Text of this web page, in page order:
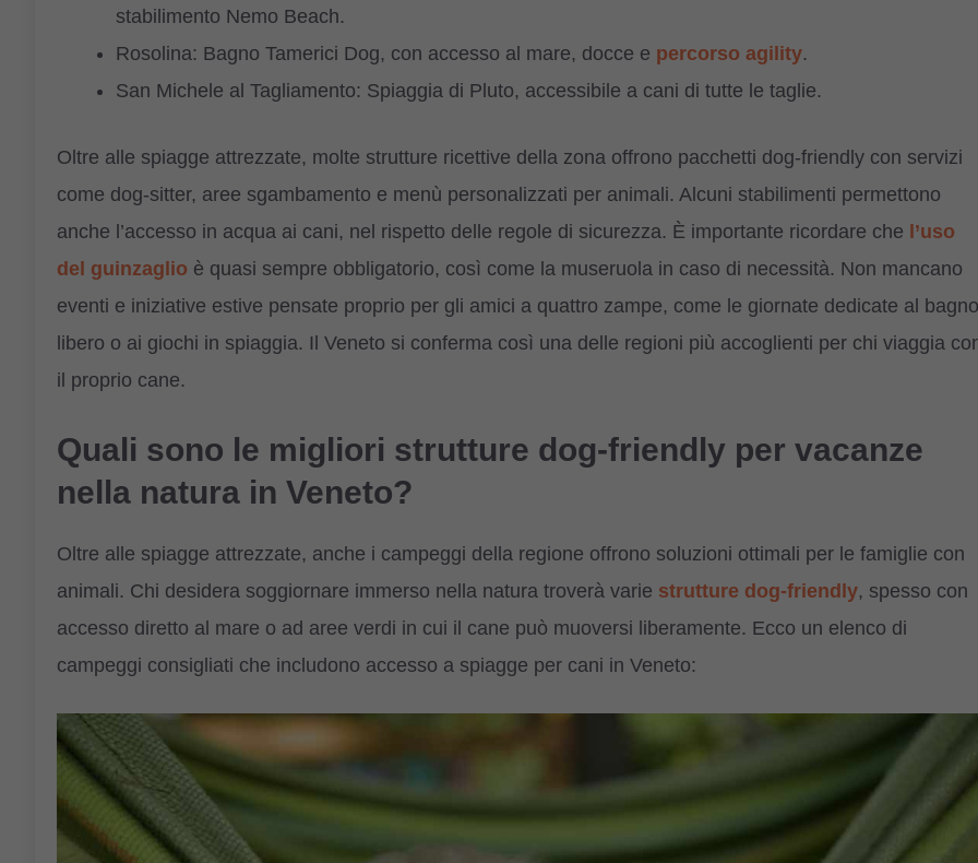
stabilimento Nemo Beach.
Rosolina: Bagno Tamerici Dog, con accesso al mare, docce e percorso agility.
San Michele al Tagliamento: Spiaggia di Pluto, accessibile a cani di tutte le taglie.
Oltre alle spiagge attrezzate, molte strutture ricettive della zona offrono pacchetti dog-friendly con servizi
come dog-sitter, aree sgambamento e menù personalizzati per animali. Alcuni stabilimenti permettono
anche l’accesso in acqua ai cani, nel rispetto delle regole di sicurezza. È importante ricordare che l’uso
del guinzaglio è quasi sempre obbligatorio, così come la museruola in caso di necessità. Non mancano
eventi e iniziative estive pensate proprio per gli amici a quattro zampe, come le giornate dedicate al bagno
libero o ai giochi in spiaggia. Il Veneto si conferma così una delle regioni più accoglienti per chi viaggia
il proprio cane.
Quali sono le migliori strutture dog-friendly per vacanze
nella natura in Veneto?
Oltre alle spiagge attrezzate, anche i campeggi della regione offrono soluzioni ottimali per le famiglie con
animali. Chi desidera soggiornare immerso nella natura troverà varie strutture dog-friendly, spesso con
accesso diretto al mare o ad aree verdi in cui il cane può muoversi liberamente. Ecco un elenco di
campeggi consigliati che includono accesso a spiagge per cani in Veneto: